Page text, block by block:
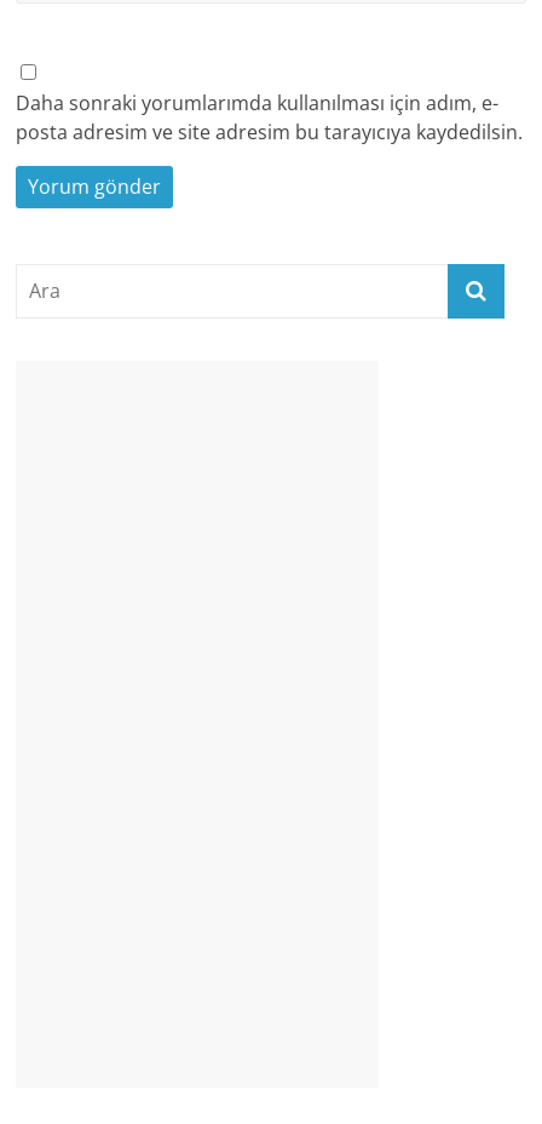
Daha sonraki yorumlarımda kullanılması için adım, e-
posta adresim ve site adresim bu tarayıcıya kaydedilsin.